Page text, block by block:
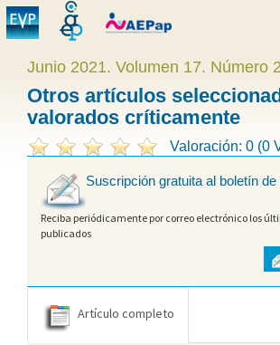
Junio 2021. Volumen 17. Número 2
Otros artículos
valorados críticamente
Valoración: 0 (0
Suscripción gratuita al boletín
Reciba periódicamente por correo electrónico los
publicados
Artículo completo